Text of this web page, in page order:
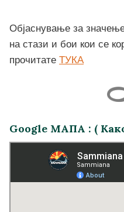
Објаснување за
на стази и бои кои се
прочитате ТУКА
Google МАПА : (